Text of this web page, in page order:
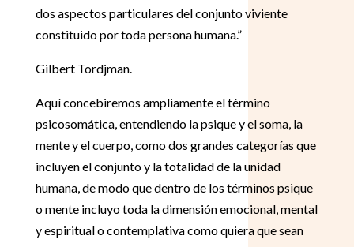
dos aspectos particulares del conjunto viviente
constituido por toda persona humana.”
Gilbert Tordjman.
Aquí concebiremos ampliamente el término
psicosomática, entendiendo la psique y el soma, la
mente y el cuerpo, como dos grandes categorías que
incluyen el conjunto y la totalidad de la unidad
humana, de modo que dentro de los términos psique
o mente incluyo toda la dimensión emocional, mental
y espiritual o contemplativa como quiera que sean